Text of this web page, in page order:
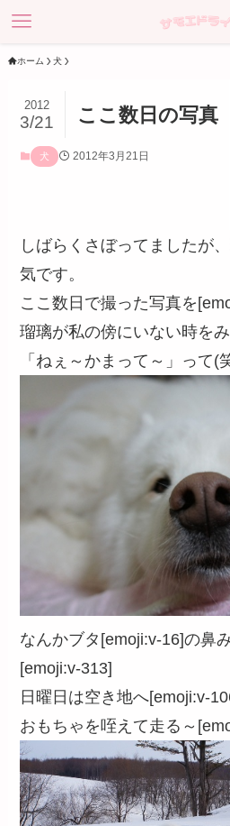
ホーム 犬
ここ数日の写真
2012
3/21
犬 2012年3月21日
しばらくさぼってましたが
気です。
ここ数日で撮った写真を
瑠璃が私の傍にいない時を
「ねぇ～かまって～」って(
なんかブタ[emoji:v-16]の鼻
[emoji:v-313]
日曜日は空き地へ[emoji:v-
おもちゃを咥えて走る～